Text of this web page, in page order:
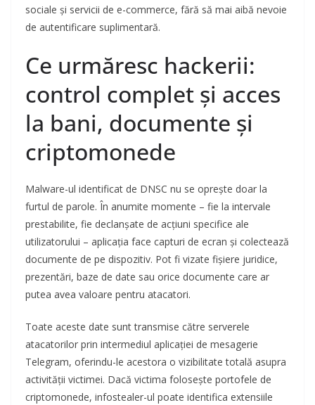
sociale și servicii de e-commerce, fără să mai aibă nevoie
de autentificare suplimentară.
Ce urmăresc hackerii:
control complet și acces
la bani, documente și
criptomonede
Malware-ul identificat de DNSC nu se oprește doar la
furtul de parole. În anumite momente – fie la intervale
prestabilite, fie declanșate de acțiuni specifice ale
utilizatorului – aplicația face capturi de ecran și colectează
documente de pe dispozitiv. Pot fi vizate fișiere juridice,
prezentări, baze de date sau orice documente care ar
putea avea valoare pentru atacatori.
Toate aceste date sunt transmise către serverele
atacatorilor prin intermediul aplicației de mesagerie
Telegram, oferindu-le acestora o vizibilitate totală asupra
activității victimei. Dacă victima folosește portofele de
criptomonede, infostealer-ul poate identifica extensiile